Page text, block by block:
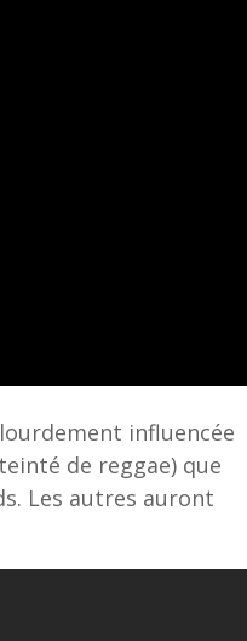
influencée
de reggae) que
Les autres auront